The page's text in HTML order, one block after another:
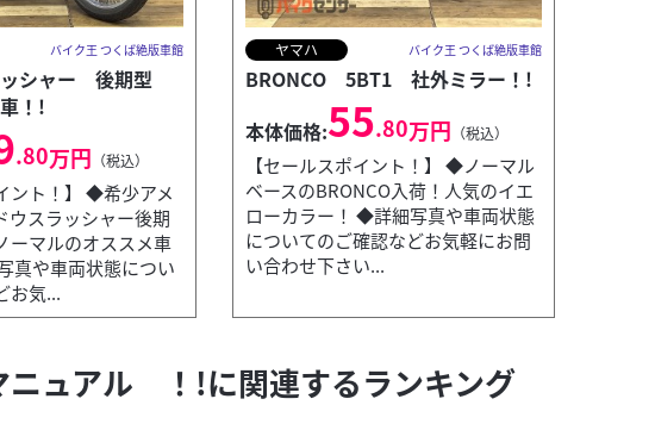
整備時に前後タイヤ・チェーンを新品交換サービス...
バイク王 つくば絶版車館
ッシャー 後期型
！!
.80万円 （税込）
ント！】 ◆希少アメ
ウスラッシャー後期
ーマルのオススメ車
真や車両状態につい
お気...
ヤマハ バイク王 つくば絶版車館
BRONCO 5BT1 社外ミラー！!
本体価格:55.80万円 （税込）
【セールスポイント！】 ◆ノーマル
ベースのBRONCO入荷！人気のイエ
ローカラー！ ◆詳細写真や車両状態
についてのご確認などお気軽にお問
い合わせ下さい...
ュアル ！!に関連するランキング